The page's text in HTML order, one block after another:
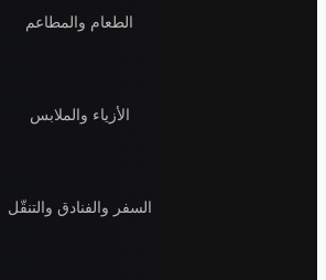
الطعام والمطاعم
الأزياء والملابس
السفر والفنادق والتنقّل